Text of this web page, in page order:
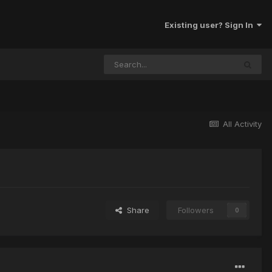
Existing user? Sign In
All Activity
Share Followers 0